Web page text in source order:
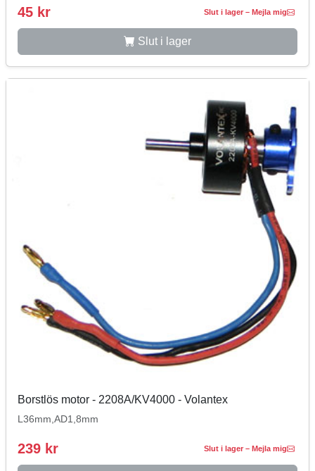
45 kr Slut i lager – Mejla mig
Slut i lager
Borstlös motor - 2208A/KV4000 - Volantex
L36mm,AD1,8mm
239 kr Slut i lager – Mejla mig